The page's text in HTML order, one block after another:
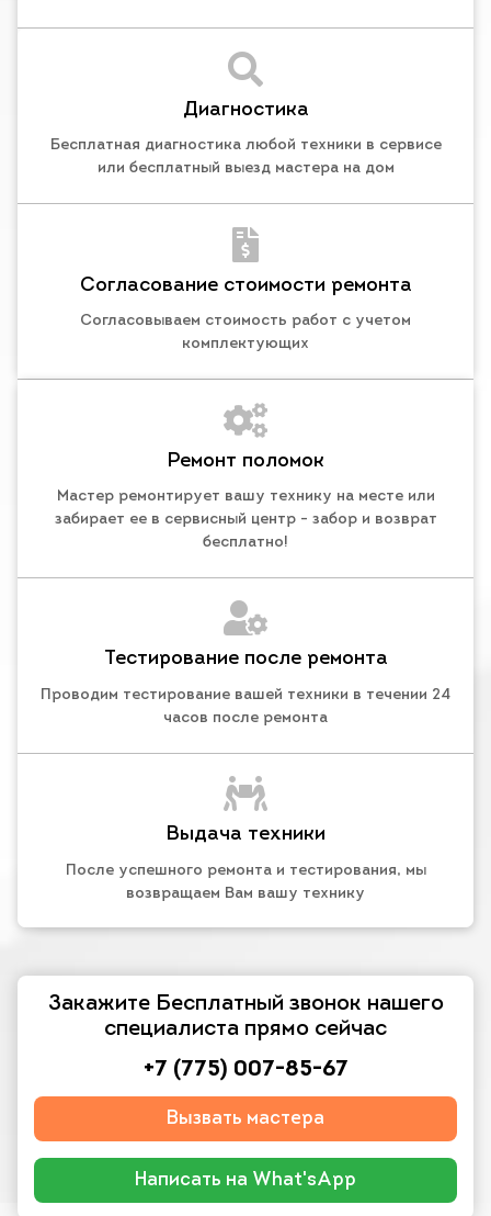
Диагностика
Бесплатная диагностика любой техники в сервисе
или бесплатный выезд мастера на дом
Согласование стоимости ремонта
Согласовываем стоимость работ с учетом
комплектующих
Ремонт поломок
Мастер ремонтирует вашу технику на месте или
забирает ее в сервисный центр - забор и возврат
бесплатно!
Тестирование после ремонта
Проводим тестирование вашей техники в течении 24
часов после ремонта
Выдача техники
После успешного ремонта и тестирования, мы
возвращаем Вам вашу технику
Закажите Бесплатный звонок нашего
специалиста прямо сейчас
+7 (775) 007-85-67
Вызвать мастера
Написать на What'sApp